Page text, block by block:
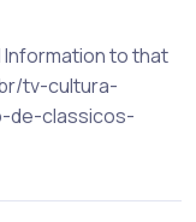
Information to that
tv-cultura-
de-classicos-